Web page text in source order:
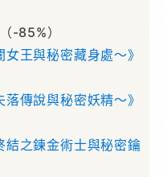
（-85%）
王與秘密藏身處～》
傳說與秘密妖精～》
結之鍊金術士與秘密鑰